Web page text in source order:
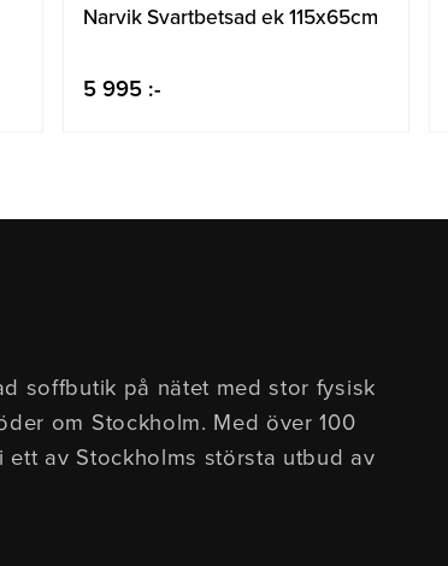
Narvik Svartbetsad ek 115x65cm
5 995 :-
soffbutik på nätet med stor fysisk
om Stockholm. Med över 100
av Stockholms största utbud av